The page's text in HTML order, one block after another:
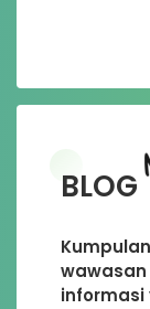
BLOG
wawasan
informasi